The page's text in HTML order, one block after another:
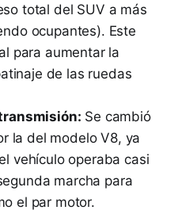
total del SUV a más
ocupantes). Este
para aumentar la
de las ruedas
Se cambió
la del modelo V8, ya
vehículo operaba casi
marcha para
el par motor.